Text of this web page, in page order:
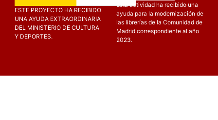
ESTE PROYECTO HA RECIBIDO
UNA AYUDA EXTRAORDINARIA
DEL MINISTERIO DE CULTURA
Y DEPORTES.
Esta actividad ha recibido una
ayuda para la modernización de
las librerías de la Comunidad de
Madrid correspondiente al año
2023.